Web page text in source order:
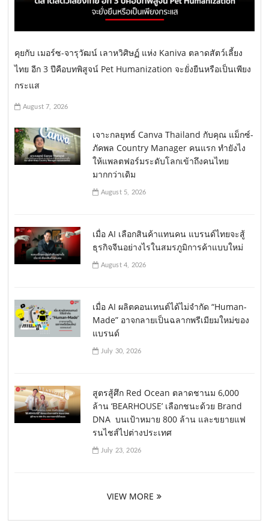
คุยกับ เมอร์ซ-จารุวัฒน์ เลาหวิศิษฏ์ แห่ง Kaniva ตลาดสัตว์เลี้ยง
ไทย อีก 3 ปีคือบทพิสูจน์ Pet Humanization จะยั่งยืนหรือเป็นเพียง
กระแส
August 7, 2026
เจาะกลยุทธ์ Canva Thailand กับคุณ แม็กซ์-
ภัคพล Country Manager คนแรก ทำยังไง
ให้แพลตฟอร์มระดับโลกเข้าถึงคนไทย
มากกว่าเดิม
August 5, 2026
เมื่อ AI เลือกสินค้าแทนคน แบรนด์ไทยจะสู้
ธุรกิจจีนอย่างไรในสมรภูมิการค้าแบบใหม่
August 4, 2026
เมื่อ AI ผลิตคอนเทนต์ได้ไม่จำกัด “Human-
Made” อาจกลายเป็นฉลากพรีเมียมใหม่ของ
แบรนด์
July 30, 2026
สูตรสู้ศึก Red Ocean ตลาดชานม 6,000
ล้าน ‘BEARHOUSE’ เลือกชนะด้วย Brand
DNA บนเป้าหมาย 800 ล้าน และขยายแฟ
รนไชส์ไปต่างประเทศ
July 23, 2026
VIEW MORE